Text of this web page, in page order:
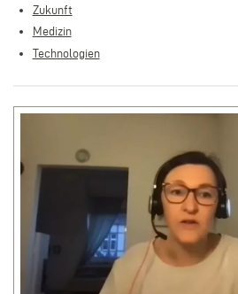
Zukunft
Medizin
Technologien